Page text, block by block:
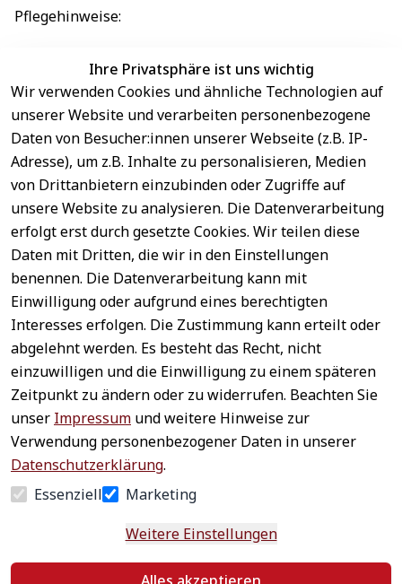
Pflegehinweise:
EU-Verantwortliche Person - klicken Sie für Details
Ihre Privatsphäre ist uns wichtig
Wir verwenden Cookies und ähnliche Technologien auf
unserer Website und verarbeiten personenbezogene
Daten von Besucher:innen unserer Webseite (z.B. IP-
Adresse), um z.B. Inhalte zu personalisieren, Medien
von Drittanbietern einzubinden oder Zugriffe auf
unsere Website zu analysieren. Die Datenverarbeitung
erfolgt erst durch gesetzte Cookies. Wir teilen diese
Daten mit Dritten, die wir in den Einstellungen
benennen. Die Datenverarbeitung kann mit
Einwilligung oder aufgrund eines berechtigten
Interesses erfolgen. Die Zustimmung kann erteilt oder
abgelehnt werden. Es besteht das Recht, nicht
einzuwilligen und die Einwilligung zu einem späteren
Zeitpunkt zu ändern oder zu widerrufen. Beachten Sie
unser Impressum und weitere Hinweise zur
Verwendung personenbezogener Daten in unserer
Datenschutzerklärung.
Essenziell
Marketing
Weitere Einstellungen
Rechtliches
AGB
Impressum
Datenschutz
Widerrufsrecht
Widerrufsform
ular
Service
Kontakt
Registrieren
Zahlung &
Versand
Newsletter
abonnieren
Häufige
Fragen
Sichere
Zahlungsar
ten
Schneller
Versand
Vertrag